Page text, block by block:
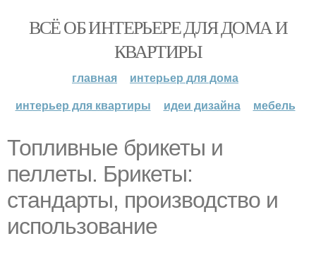
ВСЁ ОБ ИНТЕРЬЕРЕ ДЛЯ ДОМА И
КВАРТИРЫ
главная
интерьер для дома
интерьер для квартиры
идеи дизайна мебель
Топливные брикеты и
пеллеты. Брикеты:
стандарты, производство и
использование